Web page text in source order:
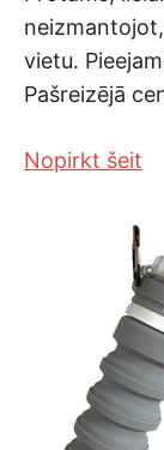
vietu.
Pašreizējā
Nopirkt šeit